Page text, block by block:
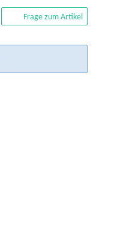
Frage zum Artikel